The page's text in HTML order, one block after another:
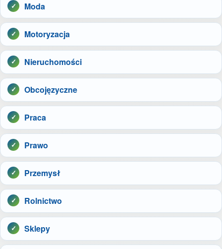
Moda
Motoryzacja
Nieruchomości
Obcojęzyczne
Praca
Prawo
Przemysł
Rolnictwo
Sklepy